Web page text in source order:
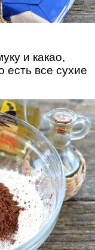
и какао,
есть все сухие